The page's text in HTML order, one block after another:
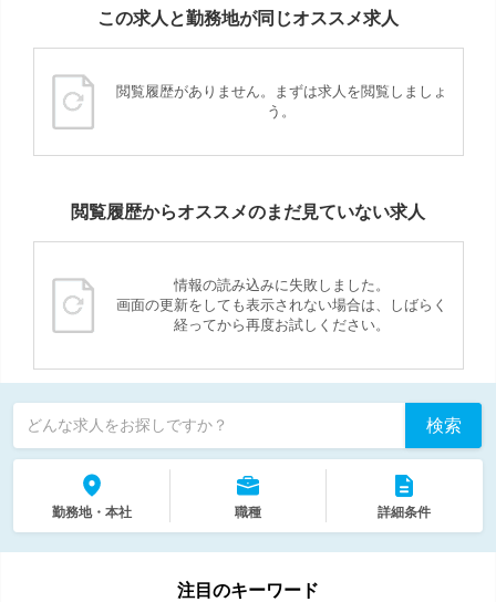
この求人と勤務地が同じオススメ求人
閲覧履歴がありません。まずは求人を閲覧しましょ
う。
閲覧履歴からオススメのまだ見ていない求人
情報の読み込みに失敗しました。
画面の更新をしても表示されない場合は、しばらく
経ってから再度お試しください。
どんな求人をお探しですか？ 検索
勤務地・本社 職種 詳細条件
注目のキーワード